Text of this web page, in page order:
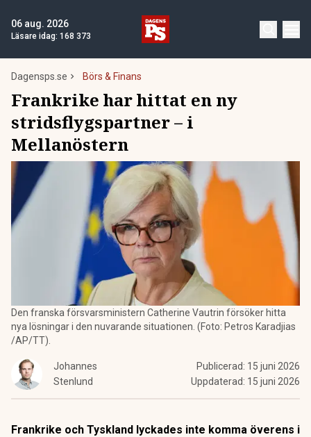
06 aug. 2026
Läsare idag: 168 373
Dagensps.se Börs & Finans
Frankrike har hittat en ny
stridsflygspartner – i
Mellanöstern
Den franska försvarsministern Catherine Vautrin försöker hitta
nya lösningar i den nuvarande situationen. (Foto: Petros Karadjias
/AP/TT).
Johannes
Stenlund
Publicerad: 15 juni 2026
Uppdaterad: 15 juni 2026
Frankrike och Tyskland lyckades inte komma överens i